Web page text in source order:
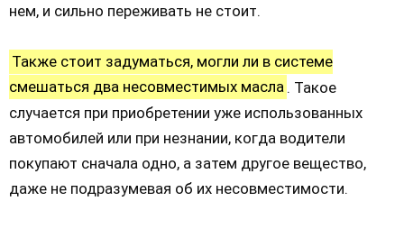
нем, и сильно переживать не стоит.
Также стоит задуматься, могли ли в системе
смешаться два несовместимых масла . Такое
случается при приобретении уже использованных
автомобилей или при незнании, когда водители
покупают сначала одно, а затем другое вещество,
даже не подразумевая об их несовместимости.